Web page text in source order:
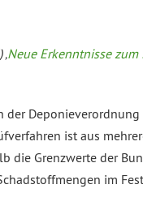
Neue Erkenntnisse
ist aus
die Grenzwerte der
im